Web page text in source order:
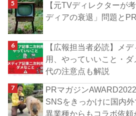
【元TVディレクターが
ディアの衰退」問題と
【広報担当者必読】メ
用、やっていいこと・
代の注意点も解説
PRマガジン
SNSをきっかけに国内
異業種からもコラボ依